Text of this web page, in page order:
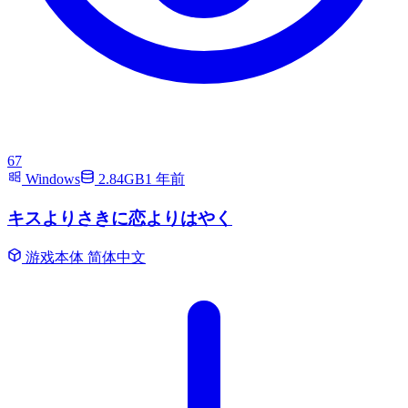
67
Windows
2.84GB1 年前
キスよりさきに恋よりはやく
游戏本体 简体中文